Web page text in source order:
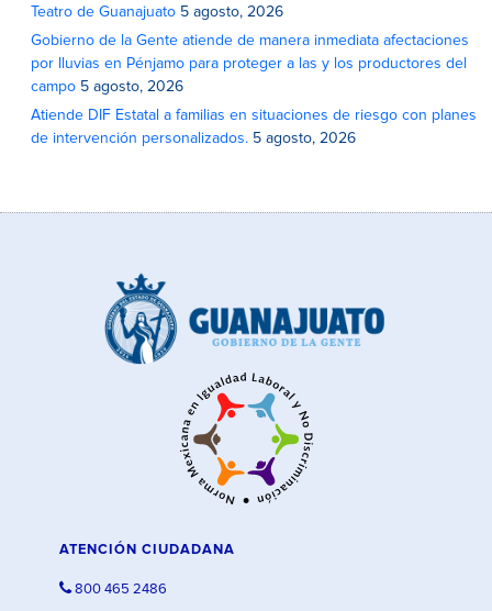
Teatro de Guanajuato 5 agosto, 2026
Gobierno de la Gente atiende de manera inmediata afectaciones
por lluvias en Pénjamo para proteger a las y los productores del
campo 5 agosto, 2026
Atiende DIF Estatal a familias en situaciones de riesgo con planes
de intervención personalizados. 5 agosto, 2026
ATENCIÓN CIUDADANA
800 465 2486